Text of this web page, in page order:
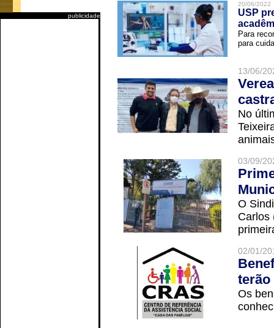
publicidade
20/06/2022
USP
Para
para
13/06/
No
03/09/
O
Carlos
02/01/
terão
Os